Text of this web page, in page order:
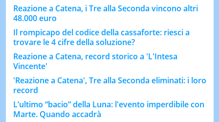
Reazione a Catena, i Tre alla Seconda vincono altri
48.000 euro
Il rompicapo del codice della cassaforte: riesci a
trovare le 4 cifre della soluzione?
Reazione a Catena, record storico a 'L'Intesa
Vincente'
'Reazione a Catena', Tre alla Seconda eliminati: i loro
record
L’ultimo “bacio” della Luna: l'evento imperdibile con
Marte. Quando accadrà